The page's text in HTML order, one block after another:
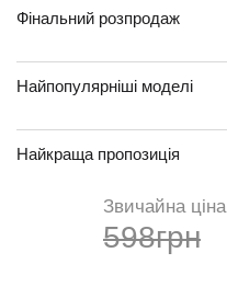
Фінальний розпродаж
Найпопулярніші моделі
Найкраща пропозиція
Звичайна ціна
598грн